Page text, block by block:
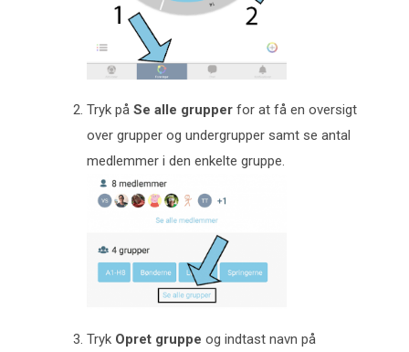
Tryk på Se alle grupper for at få en oversigt
over grupper og undergrupper samt se antal
medlemmer i den enkelte gruppe.
Tryk Opret gruppe og indtast navn på